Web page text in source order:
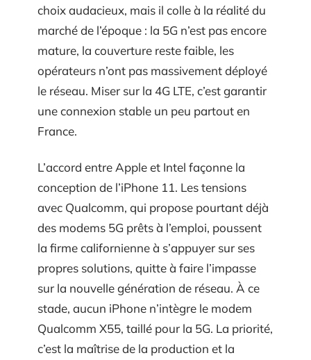
choix audacieux, mais il colle à la réalité du
marché de l’époque : la 5G n’est pas encore
mature, la couverture reste faible, les
opérateurs n’ont pas massivement déployé
le réseau. Miser sur la 4G LTE, c’est garantir
une connexion stable un peu partout en
France.
L’accord entre Apple et Intel façonne la
conception de l’iPhone 11. Les tensions
avec Qualcomm, qui propose pourtant déjà
des modems 5G prêts à l’emploi, poussent
la firme californienne à s’appuyer sur ses
propres solutions, quitte à faire l’impasse
sur la nouvelle génération de réseau. À ce
stade, aucun iPhone n’intègre le modem
Qualcomm X55, taillé pour la 5G. La priorité,
c’est la maîtrise de la production et la